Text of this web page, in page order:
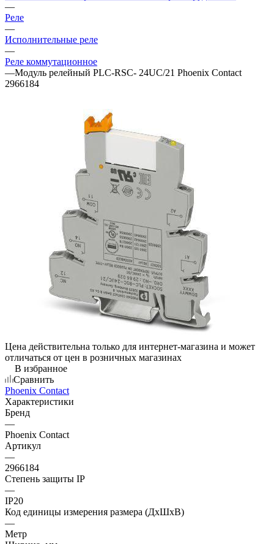
—
Реле
—
Исполнительные реле
—
Реле коммутационное
—Модуль релейный PLC-RSC- 24UC/21 Phoenix Contact
2966184
Цена действительна только для интернет-магазина и может
отличаться от цен в розничных магазинах
В избранное
Сравнить
Phoenix Contact
Характеристики
Бренд
—
Phoenix Contact
Артикул
—
2966184
Степень защиты IP
—
IP20
Код единицы измерения размера (ДхШхВ)
—
Метр